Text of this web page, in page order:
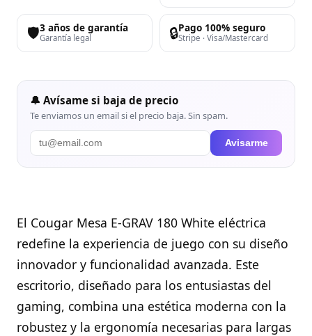
🛡️3 años de garantía
Garantía legal 🔒Pago 100% seguro
Stripe · Visa/Mastercard
🔔 Avísame si baja de precio
Te enviamos un email si el precio baja. Sin spam.
Avisarme
El Cougar Mesa E-GRAV 180 White eléctrica
redefine la experiencia de juego con su diseño
innovador y funcionalidad avanzada. Este
escritorio, diseñado para los entusiastas del
gaming, combina una estética moderna con la
robustez y la ergonomía necesarias para largas